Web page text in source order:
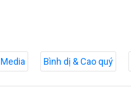
Media Bình dị & Cao quý